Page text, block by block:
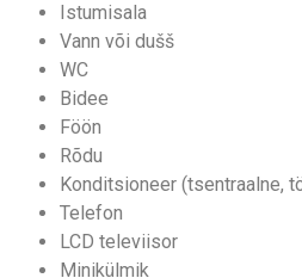
Istumisala
Vann või dušš
WC
Bidee
Föön
Rõdu
Konditsioneer (tsentraalne,
Telefon
LCD televiisor
Minikülmik